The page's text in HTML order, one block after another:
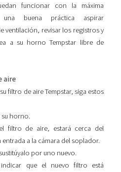
funcionar con la máxima
una buena práctica aspirar
ventilación, revisar los registros y
a su horno Tempstar libre de
aire
filtro de aire Tempstar, siga estos
su horno.
filtro de aire, estará cerca del
a la cámara del soplador.
por uno nuevo.
que el nuevo filtro está